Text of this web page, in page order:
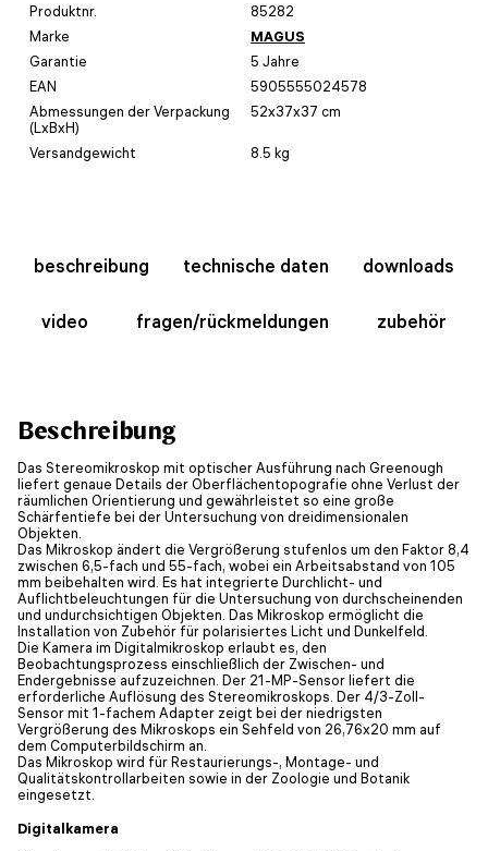
Produktnr.
85282
Marke
MAGUS
Garantie
5 Jahre
EAN
5905555024578
Abmessungen der Verpackung
(LxBxH)
52x37x37 cm
Versandgewicht 8.5 kg
beschreibung technische daten downloads
video fragen/rückmeldungen zubehör
Beschreibung
Das Stereomikroskop mit optischer Ausführung nach Greenough
liefert genaue Details der Oberflächentopografie ohne Verlust der
räumlichen Orientierung und gewährleistet so eine große
Schärfentiefe bei der Untersuchung von dreidimensionalen
Objekten.
Das Mikroskop ändert die Vergrößerung stufenlos um den Faktor 8,4
zwischen 6,5-fach und 55-fach, wobei ein Arbeitsabstand von 105
mm beibehalten wird. Es hat integrierte Durchlicht- und
Auflichtbeleuchtungen für die Untersuchung von durchscheinenden
und undurchsichtigen Objekten. Das Mikroskop ermöglicht die
Installation von Zubehör für polarisiertes Licht und Dunkelfeld.
Die Kamera im Digitalmikroskop erlaubt es, den
Beobachtungsprozess einschließlich der Zwischen- und
Endergebnisse aufzuzeichnen. Der 21-MP-Sensor liefert die
erforderliche Auflösung des Stereomikroskops. Der 4/3-Zoll-
Sensor mit 1-fachem Adapter zeigt bei der niedrigsten
Vergrößerung des Mikroskops ein Sehfeld von 26,76x20 mm auf
dem Computerbildschirm an.
Das Mikroskop wird für Restaurierungs-, Montage- und
Qualitätskontrollarbeiten sowie in der Zoologie und Botanik
eingesetzt.
Digitalkamera